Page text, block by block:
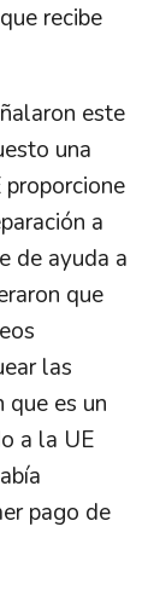
recibe
este
una
a
de ayuda a
que
las
que es un
a la UE
pago de